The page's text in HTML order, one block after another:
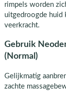
rimpels worden
uitgedroogde huid
veerkracht.
Gebruik
(Normal)
Gelijkmatig
zachte